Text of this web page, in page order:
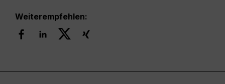
Weiterempfehlen: